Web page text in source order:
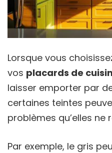
Lorsque vous
vos placards de
laisser emporter par
certaines teintes
problèmes qu’elles ne
Par exemple, le gris